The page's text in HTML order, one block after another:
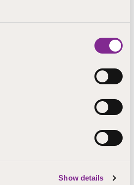
Show details
luontosuhteen merkityksen
lähtökohtia ja menetelmiä ja
erilaisten asiakasryhmien
ekologisesti ja